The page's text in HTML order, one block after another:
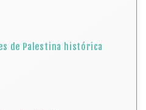
de Palestina histórica